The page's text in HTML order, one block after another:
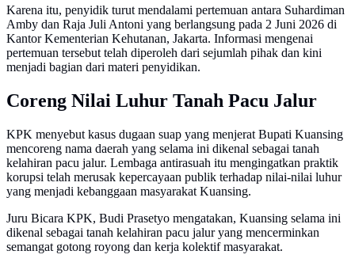
Karena itu, penyidik turut mendalami pertemuan antara Suhardiman
Amby dan Raja Juli Antoni yang berlangsung pada 2 Juni 2026 di
Kantor Kementerian Kehutanan, Jakarta. Informasi mengenai
pertemuan tersebut telah diperoleh dari sejumlah pihak dan kini
menjadi bagian dari materi penyidikan.
Coreng Nilai Luhur Tanah Pacu Jalur
KPK menyebut kasus dugaan suap yang menjerat Bupati Kuansing
mencoreng nama daerah yang selama ini dikenal sebagai tanah
kelahiran pacu jalur. Lembaga antirasuah itu mengingatkan praktik
korupsi telah merusak kepercayaan publik terhadap nilai-nilai luhur
yang menjadi kebanggaan masyarakat Kuansing.
Juru Bicara KPK, Budi Prasetyo mengatakan, Kuansing selama ini
dikenal sebagai tanah kelahiran pacu jalur yang mencerminkan
semangat gotong royong dan kerja kolektif masyarakat.